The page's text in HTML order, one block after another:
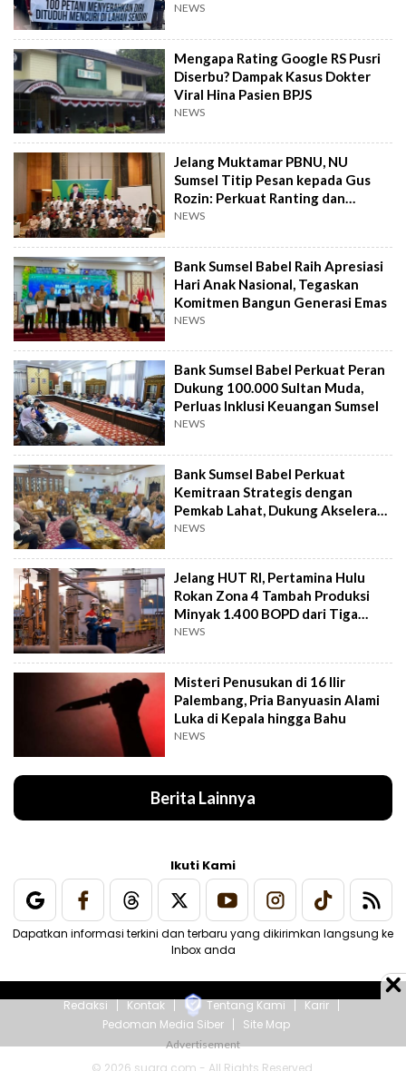
NEWS
Mengapa Rating Google RS Pusri
Diserbu? Dampak Kasus Dokter
Viral Hina Pasien BPJS
NEWS
Jelang Muktamar PBNU, NU
Sumsel Titip Pesan kepada Gus
Rozin: Perkuat Ranting dan
Pesantren
NEWS
Bank Sumsel Babel Raih Apresiasi
Hari Anak Nasional, Tegaskan
Komitmen Bangun Generasi Emas
NEWS
Bank Sumsel Babel Perkuat Peran
Dukung 100.000 Sultan Muda,
Perluas Inklusi Keuangan Sumsel
NEWS
Bank Sumsel Babel Perkuat
Kemitraan Strategis dengan
Pemkab Lahat, Dukung Akselerasi
Ekonomi Daerah
NEWS
Jelang HUT RI, Pertamina Hulu
Rokan Zona 4 Tambah Produksi
Minyak 1.400 BOPD dari Tiga
Sumur Baru
NEWS
Misteri Penusukan di 16 Ilir
Palembang, Pria Banyuasin Alami
Luka di Kepala hingga Bahu
NEWS
Berita Lainnya
Ikuti Kami
Dapatkan informasi terkini dan terbaru yang dikirimkan langsung ke
Inbox anda
Redaksi Kontak Tentang Kami
Karir
Pedoman Media Siber
Site Map